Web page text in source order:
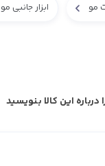
مو ابزار جانبی مو
درباره این کالا بنویسید